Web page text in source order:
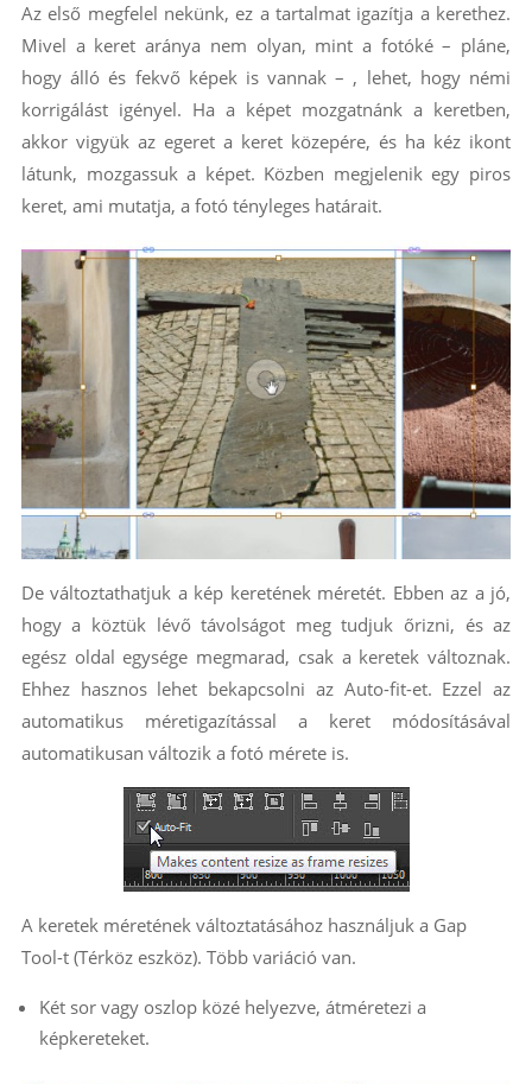
Az első megfelel nekünk, ez a tartalmat igazítja a kerethez.
Mivel a keret aránya nem olyan, mint a fotóké – pláne,
hogy álló és fekvő képek is vannak – , lehet, hogy némi
korrigálást igényel. Ha a képet mozgatnánk a keretben,
akkor vigyük az egeret a keret közepére, és ha kéz ikont
látunk, mozgassuk a képet. Közben megjelenik egy piros
keret, ami mutatja, a fotó tényleges határait.
De változtathatjuk a kép keretének méretét. Ebben az a jó,
hogy a köztük lévő távolságot meg tudjuk őrizni, és az
egész oldal egysége megmarad, csak a keretek változnak.
Ehhez hasznos lehet bekapcsolni az Auto-fit-et. Ezzel az
automatikus méretigazítással a keret módosításával
automatikusan változik a fotó mérete is.
A keretek méretének változtatásához használjuk a Gap
Tool-t (Térköz eszköz). Több variáció van.
Két sor vagy oszlop közé helyezve, átméretezi a
képkereteket.